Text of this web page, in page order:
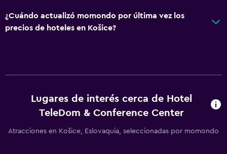
Zona de trabajo
Fax/fotocopiadora
¿Cuándo actualizó momondo por última vez los
precios de hoteles en Košice?
Lugares de interés cerca de Hotel
TeleDom & Conference Center
Atracciones en Košice, Eslovaquia, seleccionadas por momondo